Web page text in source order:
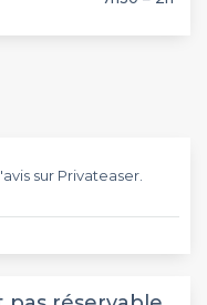
sur Privateaser.